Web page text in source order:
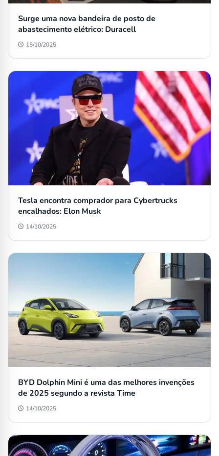
Surge uma nova bandeira de posto de
abastecimento elétrico: Duracell
15/10/2025
Tesla encontra comprador para Cybertrucks
encalhados: Elon Musk
14/10/2025
BYD Dolphin Mini é uma das melhores invenções
de 2025 segundo a revista Time
14/10/2025